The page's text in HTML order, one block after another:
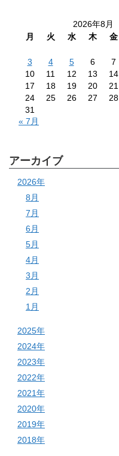
2026年8月
月
火 水 木 金
3
4 5 6 7
10
11 12 13 14
17
18 19 20 21
24
25 26 27 28
31
« 7月
アーカイブ
2026年
8月
7月
6月
5月
4月
3月
2月
1月
2025年
2024年
2023年
2022年
2021年
2020年
2019年
2018年